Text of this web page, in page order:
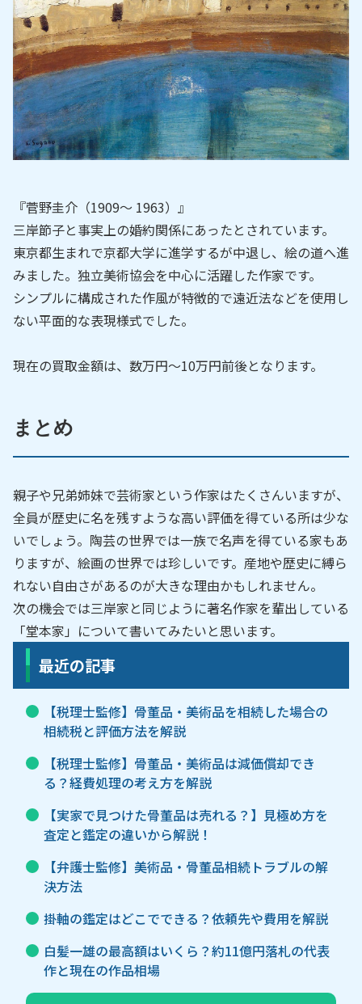
最近の記事
【税理士監修】骨董品・美術品を相続した場合の
相続税と評価方法を解説
【税理士監修】骨董品・美術品は減価償却でき
る？経費処理の考え方を解説
【実家で見つけた骨董品は売れる？】見極め方を
査定と鑑定の違いから解説！
【弁護士監修】美術品・骨董品相続トラブルの解
決方法
掛軸の鑑定はどこでできる？依頼先や費用を解説
白髪一雄の最高額はいくら？約11億円落札の代表
作と現在の作品相場
『菅野圭介（1909～ 1963）』
三岸節子と事実上の婚約関係にあったとされています。
東京都生まれで京都大学に進学するが中退し、絵の道へ進
みました。独立美術協会を中心に活躍した作家です。
シンプルに構成された作風が特徴的で遠近法などを使用し
ない平面的な表現様式でした。
現在の買取金額は、数万円～10万円前後となります。
まとめ
親子や兄弟姉妹で芸術家という作家はたくさんいますが、
全員が歴史に名を残すような高い評価を得ている所は少な
いでしょう。陶芸の世界では一族で名声を得ている家もあ
りますが、絵画の世界では珍しいです。産地や歴史に縛ら
れない自由さがあるのが大きな理由かもしれません。
次の機会では三岸家と同じように著名作家を輩出している
「堂本家」について書いてみたいと思います。